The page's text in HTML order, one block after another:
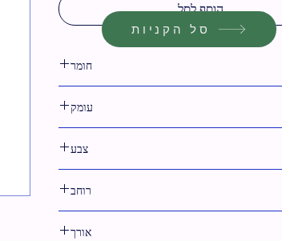
הוסף לסל
חומר
עומק
צבע
רוחב
אורך
סל הקניות